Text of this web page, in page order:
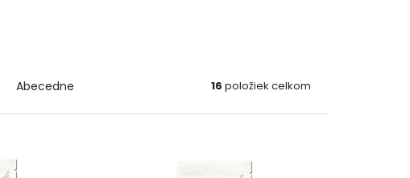
Abecedne 16 položiek celkom